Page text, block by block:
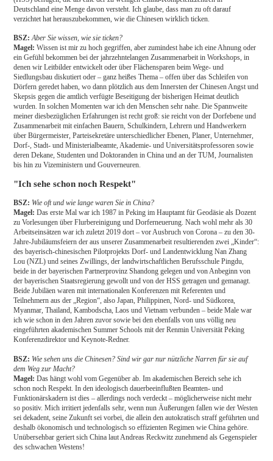
Deutschland eine Menge davon versteht. Ich glaube, dass man zu oft darauf
verzichtet hat herauszubekommen, wie die Chinesen wirklich ticken.
BSZ: Aber Sie wissen, wie sie ticken?
Magel: Wissen ist mir zu hoch gegriffen, aber zumindest habe ich eine Ahnung oder
ein Gefühl bekommen bei der jahrzehntelangen Zusammenarbeit in Workshops, in
denen wir Leitbilder entwickelt oder über Flächensparen beim Wege- und
Siedlungsbau diskutiert oder – ganz heißes Thema – offen über das Schleifen von
Dörfern geredet haben, wo dann plötzlich aus dem Innersten der Chinesen Angst und
Skepsis gegen die amtlich verfügte Beseitigung der bisherigen Heimat deutlich
wurden. In solchen Momenten war ich den Menschen sehr nahe. Die Spannweite
meiner diesbezüglichen Erfahrungen ist recht groß: sie reicht von der Dorfebene und
Zusammenarbeit mit einfachen Bauern, Schulkindern, Lehrern und Handwerkern
über Bürgermeister, Parteisekretäre unterschiedlicher Ebenen, Planer, Unternehmer,
Dorf-, Stadt- und Ministerialbeamte, Akademie- und Universitätsprofessoren sowie
deren Dekane, Studenten und Doktoranden in China und an der TUM, Journalisten
bis hin zu Vizeministern und Gouverneuren.
"Ich sehe schon noch Respekt"
BSZ: Wie oft und wie lange waren Sie in China?
Magel:Das erste Mal war ich 1987 in Peking im Hauptamt für Geodäsie als Dozent
zu Vorlesungen über Flurbereinigung und Dorferneuerung. Nach wohl mehr als 30
Arbeitseinsätzen war ich zuletzt 2019 dort – vor Ausbruch von Corona – zu den 30-
Jahre-Jubiläumsfeiern der aus unserer Zusammenarbeit resultierenden zwei „Kinder“:
des bayerisch-chinesischen Pilotprojekts Dorf- und Landentwicklung Nan Zhang
Lou (NZL) und seines Zwillings, der landwirtschaftlichen Berufsschule Pingdu,
beide in der bayerischen Partnerprovinz Shandong gelegen und von Anbeginn von
der bayerischen Staatsregierung gewollt und von der HSS getragen und gemanagt.
Beide Jubiläen waren mit internationalen Konferenzen mit Referenten und
Teilnehmern aus der „Region“, also Japan, Philippinen, Nord- und Südkorea,
Myanmar, Thailand, Kambodscha, Laos und Vietnam verbunden – beide Male war
ich wie schon in den Jahren zuvor sowie bei den ebenfalls von uns völlig neu
eingeführten akademischen Summer Schools mit der Renmin Universität Peking
Konferenzdirektor und Keynote-Redner.
BSZ: Wie sehen uns die Chinesen? Sind wir gar nur nützliche Narren für sie auf
dem Weg zur Macht?
Magel: Das hängt wohl vom Gegenüber ab. Im akademischen Bereich sehe ich
schon noch Respekt. In den ideologisch dauerbeeinflußten Beamten- und
Funktionärskadern ist dies – allerdings noch verdeckt – möglicherweise nicht mehr
so positiv. Mich irritiert jedenfalls sehr, wenn nun Äußerungen fallen wie der Westen
sei dekadent, seine Zukunft sei vorbei, die allein den autokratisch straff geführten und
deshalb ökonomisch und technologisch so effizienten Regimen wie China gehöre.
Unübersehbar geriert sich China laut Andreas Reckwitz zunehmend als Gegenspieler
des schwachen Westens!